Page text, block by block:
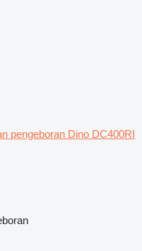
pengeboran Dino DC400RI